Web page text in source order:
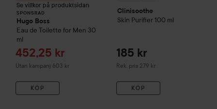
Se villkor på produktsidan
SPONSRAD
Hugo Boss
Eau de Toilette for Men 30
ml
Reapris
452,25 kr
Utan kampanj 603 kr
KÖP
Clinisoothe
Skin Purifier 100 ml
185 kr
Rek. pris 279 kr
Rekommenderat pris 279 kr
KÖP